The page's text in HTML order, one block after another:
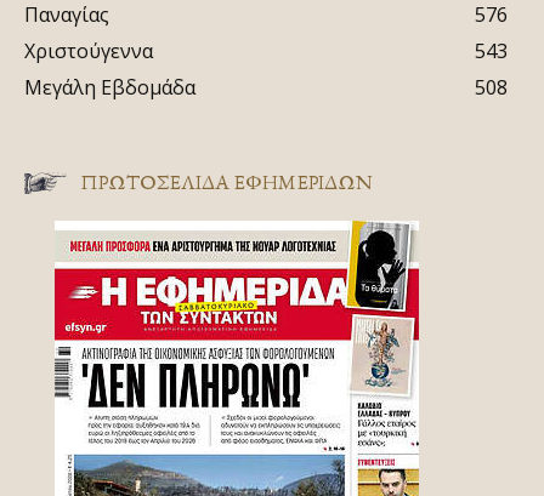
Παναγίας
576
Χριστούγεννα
543
Μεγάλη Εβδομάδα
508
ΠΡΩΤΟΣΈΛΙΔΑ ΕΦΗΜΕΡΊΔΩΝ